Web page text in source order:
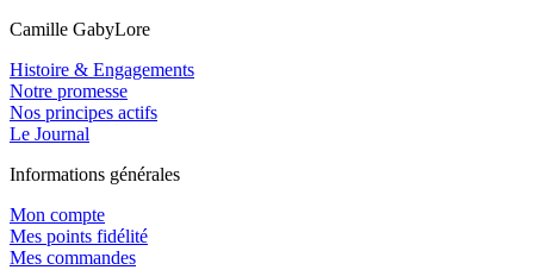
Camille GabyLore
Histoire & Engagements
Notre promesse
Nos principes actifs
Le Journal
Informations générales
Mon compte
Mes points fidélité
Mes commandes